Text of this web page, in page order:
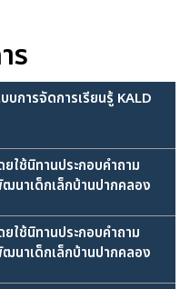
ร
การจัดการเรียนรู้ KALD
ใช้นิทานประกอบคำถาม
นาเด็กเล็กบ้านปากคลอง
ใช้นิทานประกอบคำถาม
นาเด็กเล็กบ้านปากคลอง